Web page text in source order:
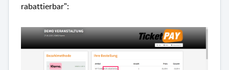
rabattierbar":